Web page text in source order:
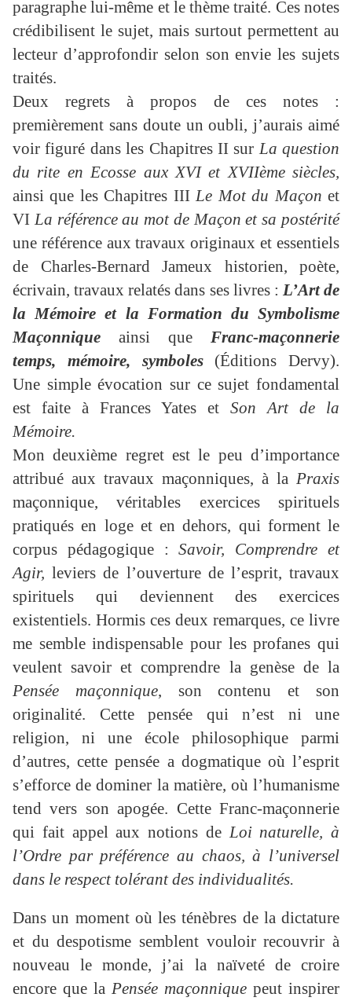
paragraphe lui-même et le thème traité. Ces notes
crédibilisent le sujet, mais surtout permettent au
lecteur d’approfondir selon son envie les sujets
traités.
Deux regrets à propos de ces notes :
premièrement sans doute un oubli, j’aurais aimé
voir figuré dans les Chapitres II sur La question
du rite en Ecosse aux XVI et XVIIème siècles,
ainsi que les Chapitres IIILe Mot du Maçonet
VI La référence au mot de Maçon et sa postérité
une référence aux travaux originaux et essentiels
de Charles-Bernard Jameux historien, poète,
écrivain, travaux relatés dans ses livres : L’Art de
la Mémoire et la Formation du Symbolisme
Maçonnique ainsi que Franc-maçonnerie
temps, mémoire, symboles (Éditions Dervy).
Une simple évocation sur ce sujet fondamental
est faite à Frances Yates et Son Art de la
Mémoire.
Mon deuxième regret est le peu d’importance
attribué aux travaux maçonniques, à la Praxis
maçonnique, véritables exercices spirituels
pratiqués en loge et en dehors, qui forment le
corpus pédagogique :Savoir, Comprendre et
Agir,leviers de l’ouverture de l’esprit, travaux
spirituels qui deviennent des exercices
existentiels. Hormis ces deux remarques, ce livre
me semble indispensable pour les profanes qui
veulent savoir et comprendre la genèse de la
Pensée maçonnique, son contenu et son
originalité. Cette pensée qui n’est ni une
religion, ni une école philosophique parmi
d’autres, cette pensée a dogmatique où l’esprit
s’efforce de dominer la matière, où l’humanisme
tend vers son apogée. Cette Franc-maçonnerie
qui fait appel aux notions de Loi naturelle, à
l’Ordre par préférence au chaos, à l’universel
dans le respect tolérant des individualités.
Dans un moment où les ténèbres de la dictature
et du despotisme semblent vouloir recouvrir à
nouveau le monde, j’ai la naïveté de croire
encore que la Pensée maçonnique peut inspirer